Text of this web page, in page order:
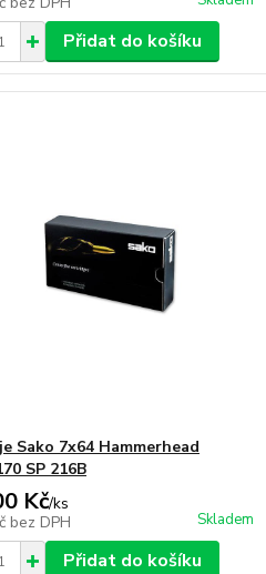
Přidat do košíku
Sako 7x64 Hammerhead
SP 216B
Kč/ks
bez DPH Skladem
Přidat do košíku